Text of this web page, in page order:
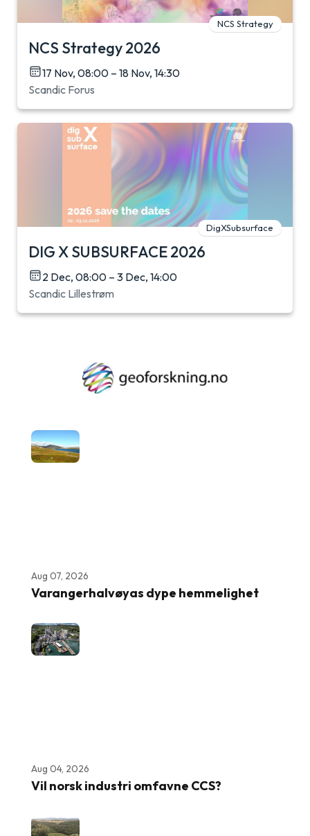
NCS Strategy
NCS Strategy 2026
17 Nov, 08:00 – 18 Nov, 14:30
Scandic Forus
DigXSubsurface
DIG X SUBSURFACE 2026
2 Dec, 08:00 – 3 Dec, 14:00
Scandic Lillestrøm
Aug 07, 2026
Varangerhalvøyas dype hemmelighet
Aug 04, 2026
Vil norsk industri omfavne CCS?